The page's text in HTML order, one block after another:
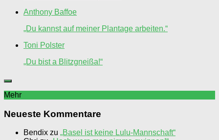
Anthony Baffoe
„Du kannst auf meiner Plantage arbeiten.“
Toni Polster
„Du bist a Blitzgneißa!“
Mehr
Neueste Kommentare
Bendix zu „Basel ist keine Lulu-Mannschaft“